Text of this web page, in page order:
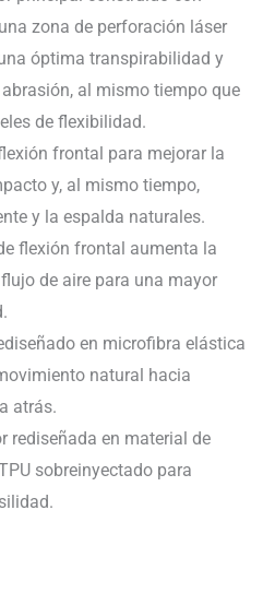
zona de perforación láser
óptima transpirabilidad y
al mismo tiempo que
de flexibilidad.
frontal para mejorar la
y, al mismo tiempo,
y la espalda naturales.
flexión frontal aumenta la
de aire para una mayor
en microfibra elástica
natural hacia
atrás.
rediseñada en material de
sobreinyectado para